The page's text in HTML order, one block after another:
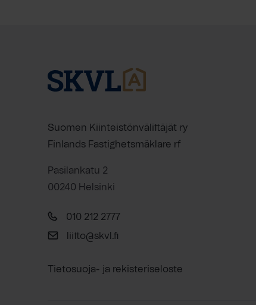
Suomen Kiinteistönvälittäjät ry
Finlands Fastighetsmäklare rf
Pasilankatu 2
00240 Helsinki
010 212 2777
liitto@skvl.fi
Tietosuoja- ja rekisteriseloste